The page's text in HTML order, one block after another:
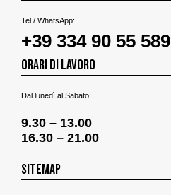
Tel / WhatsApp:
+39 334 90 55 589
ORARI DI LAVORO
Dal lunedì al Sabato:
9.30 – 13.00
16.30 – 21.00
SITEMAP